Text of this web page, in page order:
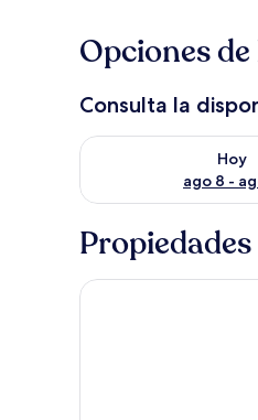
Opciones
Consulta la
Hoy
ago 8 -
Consulta la
New Kingston Apt at